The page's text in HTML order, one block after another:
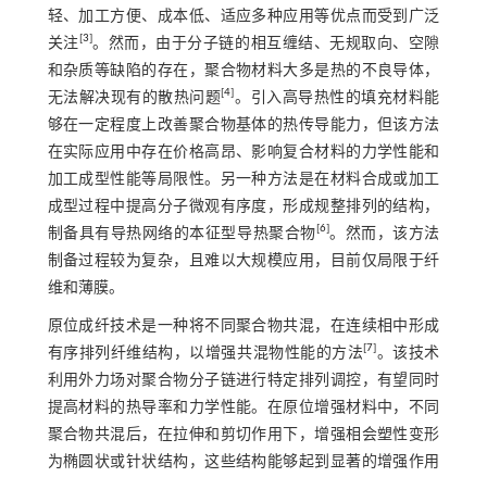
轻、加工方便、成本低、适应多种应用等优点而受到广泛
关注[3]。然而，由于分子链的相互缠结、无规取向、空隙
和杂质等缺陷的存在，聚合物材料大多是热的不良导体，
无法解决现有的散热问题[4]。引入高导热性的填充材料能
够在一定程度上改善聚合物基体的热传导能力，但该方法
在实际应用中存在价格高昂、影响复合材料的力学性能和
加工成型性能等局限性。另一种方法是在材料合成或加工
成型过程中提高分子微观有序度，形成规整排列的结构，
制备具有导热网络的本征型导热聚合物[6]。然而，该方法
制备过程较为复杂，且难以大规模应用，目前仅局限于纤
维和薄膜。
原位成纤技术是一种将不同聚合物共混，在连续相中形成
有序排列纤维结构，以增强共混物性能的方法[7]。该技术
利用外力场对聚合物分子链进行特定排列调控，有望同时
提高材料的热导率和力学性能。在原位增强材料中，不同
聚合物共混后，在拉伸和剪切作用下，增强相会塑性变形
为椭圆状或针状结构，这些结构能够起到显著的增强作用